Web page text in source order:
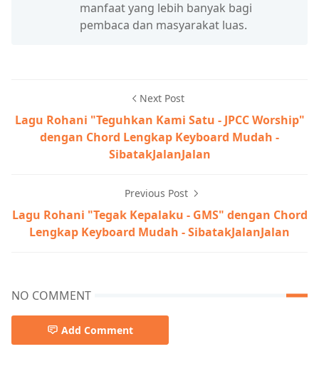
manfaat yang lebih banyak bagi
pembaca dan masyarakat luas.
Next Post
Lagu Rohani "Teguhkan Kami Satu - JPCC Worship"
dengan Chord Lengkap Keyboard Mudah -
SibatakJalanJalan
Previous Post
Lagu Rohani "Tegak Kepalaku - GMS" dengan Chord
Lengkap Keyboard Mudah - SibatakJalanJalan
NO COMMENT
Add Comment